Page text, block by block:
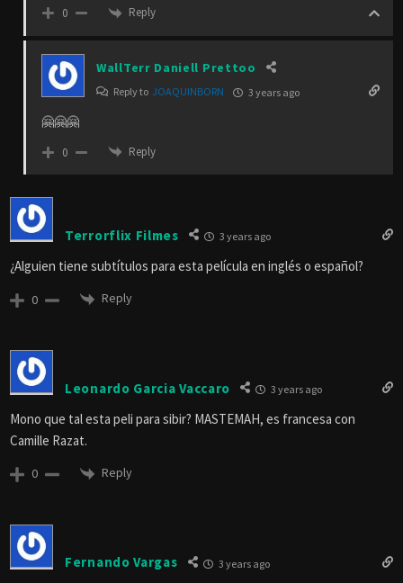
0 Reply
WallTerr Daniell Prettoo
Reply to JOAQUINBORN 3 years ago
🤗🤗🤗
0 Reply
Terrorflix Filmes 3 years ago
¿Alguien tiene subtítulos para esta película en inglés o español?
0 Reply
Leonardo Garcia Vaccaro 3 years ago
Mono que tal esta peli para sibir? MASTEMAH, es francesa con
Camille Razat.
0 Reply
Fernando Vargas 3 years ago